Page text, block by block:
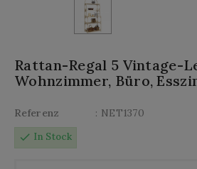
Rattan-Regal 5 Vintage-
Wohnzimmer, Büro,
Referenz
: NET1370
check In Stock